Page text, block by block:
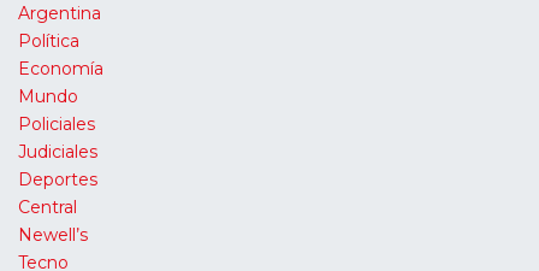
Argentina
Política
Economía
Mundo
Policiales
Judiciales
Deportes
Central
Newell’s
Tecno